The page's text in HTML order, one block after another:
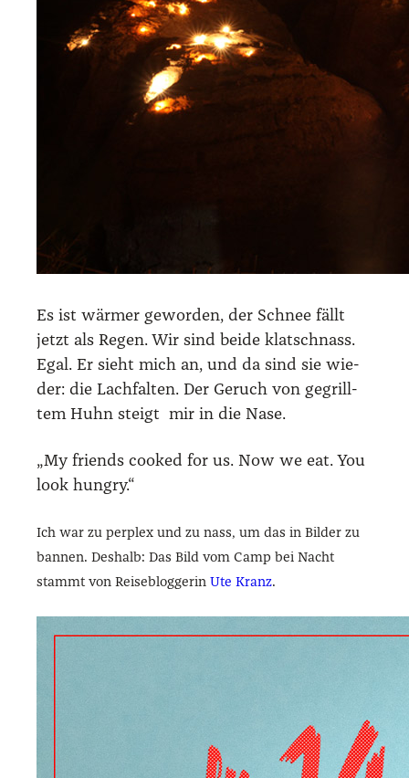
Es ist wär­mer gewor­den, der Schnee fällt
jetzt als Regen. Wir sind bei­de klatsch­nass.
Egal. Er sieht mich an, und da sind sie wie­
der: die Lach­fal­ten. Der Geruch von gegrill­
tem Huhn steigt mir in die Nase.
„My fri­ends coo­ked for us. Now we eat. You
look hun­gry.“
Ich war zu per­plex und zu nass, um das in Bil­der zu
ban­nen. Des­halb: Das Bild vom Camp bei Nacht
stammt von Rei­se­blog­ge­rin Ute Kranz.